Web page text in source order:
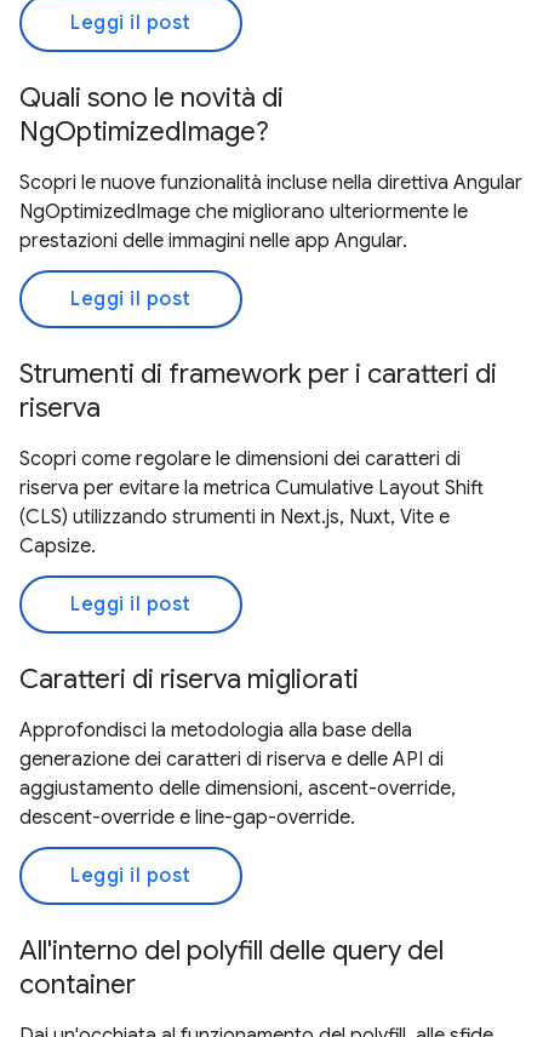
Leggi il post
Quali sono le novità di
NgOptimizedImage?
Scopri le nuove funzionalità incluse nella direttiva Angular
NgOptimizedImage che migliorano ulteriormente le
prestazioni delle immagini nelle app Angular.
Leggi il post
Strumenti di framework per i caratteri di
riserva
Scopri come regolare le dimensioni dei caratteri di
riserva per evitare la metrica Cumulative Layout Shift
(CLS) utilizzando strumenti in Next.js, Nuxt, Vite e
Capsize.
Leggi il post
Caratteri di riserva migliorati
Approfondisci la metodologia alla base della
generazione dei caratteri di riserva e delle API di
aggiustamento delle dimensioni, ascent-override,
descent-override e line-gap-override.
Leggi il post
All'interno del polyfill delle query del
container